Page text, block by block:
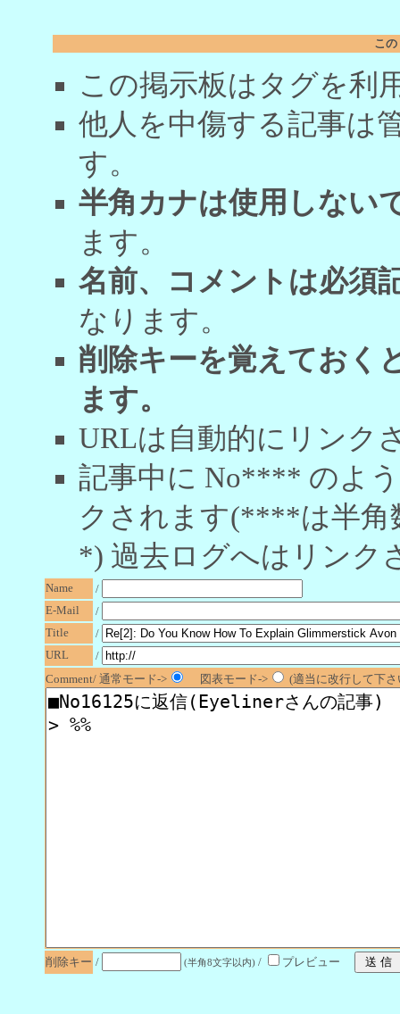
こ
この掲示板はタグを利
他人を中傷する記事は
す。
半角カナは使用しない
ます。
名前、コメントは必須
なります。
削除キーを覚えておく
ます。
URLは自動的にリンク
記事中に No**** のよ
クされます(****は半角
*) 過去ログへはリンク
Name
/
E-Mail
/
Title
/
URL
/
Comment/ 通常モード->
図表モード-> (適当に改行して下
削除キー / (半角8文字以内) / プレビュー